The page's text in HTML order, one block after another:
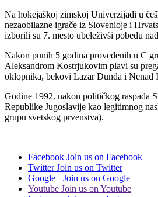
Na hokejaškoj zimskoj Univerzijadi u
nezaobilazne igrače iz Slovenioje i
izborili su 7. mesto ubeleživši pobedu
Nakon punih 5 godina provedenih u C
Aleksandrom Kostrjukovim plavi su
oklopnika, bekovi Lazar Dunda i
Godine 1992. nakon političkog raspada
Republike Jugoslavije kao legitimnog
grupu svetskog prvenstva).
Facebook Join us on Facebook
Twitter Join us on Twitter
Google+ Join us on Google
Youtube Join us on Youtube